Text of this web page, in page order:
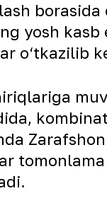
borasida
yosh
o‘tkazilib